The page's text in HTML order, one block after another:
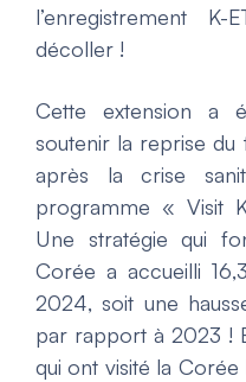
l’enregistrement
décoller !
Cette extension a
soutenir la reprise du
après la crise
programme « Visit
Une stratégie qui
Corée a accueilli
2024, soit une
par rapport à 2023 !
qui ont visité la Corée